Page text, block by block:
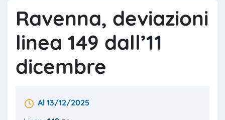
Ravenna, deviazioni
linea 149 dall’11
dicembre
Al 13/12/2025